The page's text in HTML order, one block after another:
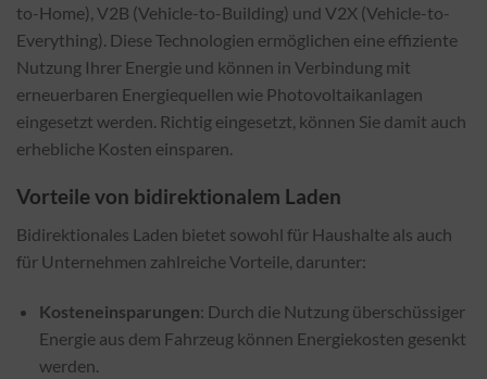
to-Home), V2B (Vehicle-to-Building) und V2X (Vehicle-to-
Everything). Diese Technologien ermöglichen eine effiziente
Nutzung Ihrer Energie und können in Verbindung mit
erneuerbaren Energiequellen wie Photovoltaikanlagen
eingesetzt werden. Richtig eingesetzt, können Sie damit auch
erhebliche Kosten einsparen.
Vorteile von bidirektionalem Laden
Bidirektionales Laden bietet sowohl für Haushalte als auch
für Unternehmen zahlreiche Vorteile, darunter:
Kosteneinsparungen: Durch die Nutzung überschüssiger
Energie aus dem Fahrzeug können Energiekosten gesenkt
werden.